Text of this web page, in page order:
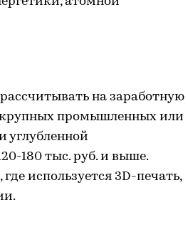
на заработную
крупных промышленных или
углубленной
180 тыс. руб. и выше.
используется 3D-печать,